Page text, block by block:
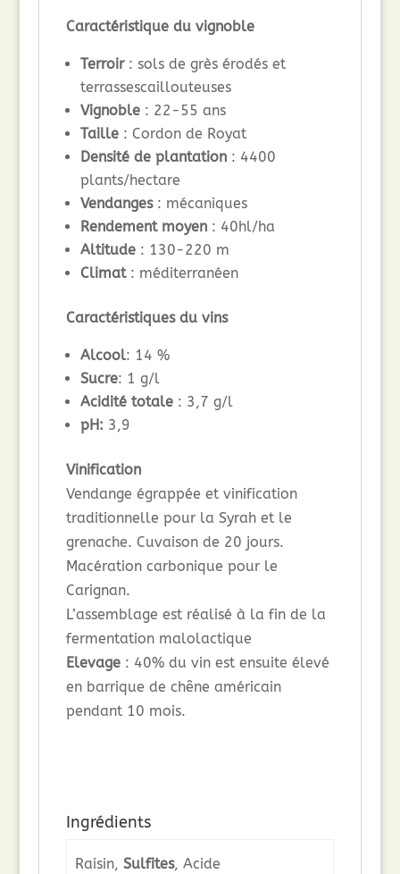
Caractéristique du vignoble
Terroir: sols de grès érodés et
terrassescaillouteuses
Vignoble: 22-55 ans
Taille: Cordon de Royat
Densité de plantation: 4400
plants/hectare
Vendanges: mécaniques
Rendement moyen: 40hl/ha
Altitude: 130-220 m
Climat: méditerranéen
Caractéristiques du vins
Alcool: 14 %
Sucre: 1 g/l
Acidité totale: 3,7 g/l
pH: 3,9
Vinification
Vendange égrappée et vinification
traditionnelle pour la Syrah et le
grenache. Cuvaison de 20 jours.
Macération carbonique pour le
Carignan.
L’assemblage est réalisé à la fin de la
fermentation malolactique
Elevage: 40% du vin est ensuite élevé
en barrique de chêne américain
pendant 10 mois.
Ingrédients
Raisin, Sulfites, Acide